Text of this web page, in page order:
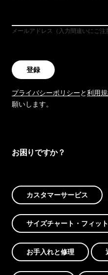
メールアドレス（入力間違いにご注
登録
プライバシーポリシーと利用
願いします。
お困りですか？
カスタマーサービス
サイズチャート・フィッ
お手入れと修理